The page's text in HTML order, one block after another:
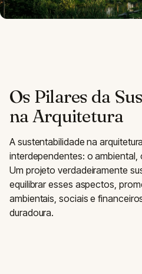
Os Pilares da
na Arquitetura
A sustentabilidade na
interdependentes: o
Um projeto verdadeiramente
equilibrar esses aspectos,
ambientais, sociais e
duradoura.